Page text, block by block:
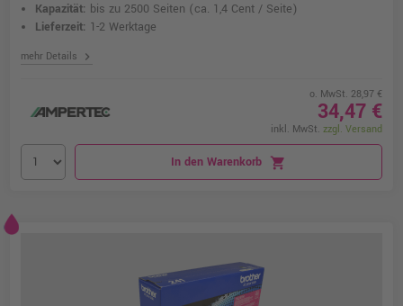
Kapazität: bis zu 2500 Seiten (ca. 1,4 Cent / Seite)
Lieferzeit: 1-2 Werktage
mehr Details chevron_right
o. MwSt. 28,97 €
34,47 €
inkl. MwSt. zzgl. Versand
In den Warenkorb shopping_cart